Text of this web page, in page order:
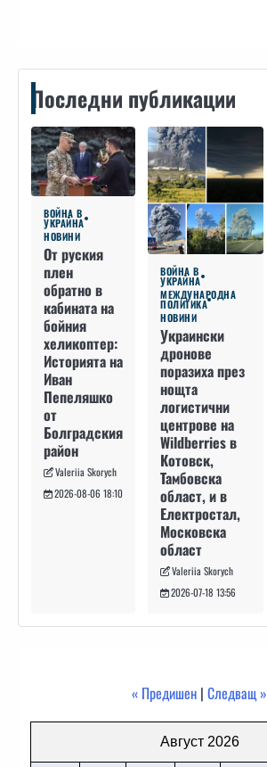
Последни публикации
ВОЙНА В
УКРАЙНА
НОВИНИ
От руския
плен
обратно в
кабината на
бойния
хеликоптер:
Историята на
Иван
Пепеляшко
от
Болградския
район
Valeriia Skorych
2026-08-06 18:10
ВОЙНА В
УКРАЙНА
МЕЖДУНАРОДНА
ПОЛИТИКА
НОВИНИ
Украински
дронове
поразиха през
нощта
логистични
центрове на
Wildberries в
Котовск,
Тамбовска
област, и в
Електростал,
Московска
област
Valeriia Skorych
2026-07-18 13:56
« Предишен | Следващ »
Август 2026